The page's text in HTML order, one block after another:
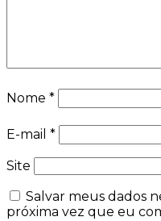
Nome *
E-mail *
Site
Salvar meus dados
próxima vez que eu